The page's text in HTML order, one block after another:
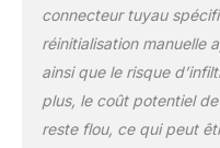
connecteur tuyau
réinitialisation manuelle
ainsi que le risque
plus, le coût potentiel
reste flou, ce qui peut